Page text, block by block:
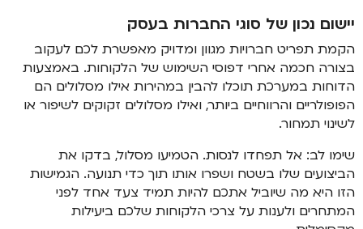
יישום נכון של סוגי החברות בעסק
הקמת תפריט חברויות מגוון ומדויק מאפשרת לכם לעקוב
בצורה חכמה אחרי דפוסי השימוש של הלקוחות. באמצעות
הדוחות במערכת תוכלו להבין במהירות אילו מסלולים הם
הפופולריים והרווחיים ביותר, ואילו מסלולים זקוקים לשיפור או
לשינוי תמחור.
שימו לב: אל תפחדו לנסות. הטמיעו מסלול, בדקו את
הביצועים שלו בשטח ושפרו אותו תוך כדי תנועה. הגמישות
הזו היא מה שיוביל אתכם להיות תמיד צעד אחד לפני
המתחרים ולענות על צרכי הלקוחות שלכם ביעילות